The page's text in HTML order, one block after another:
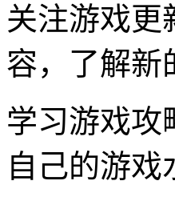
关注游戏更
容，了解新
学习游戏攻
自己的游戏